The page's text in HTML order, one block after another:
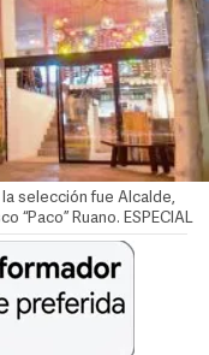
selección fue Alcalde,
Ruano. ESPECIAL